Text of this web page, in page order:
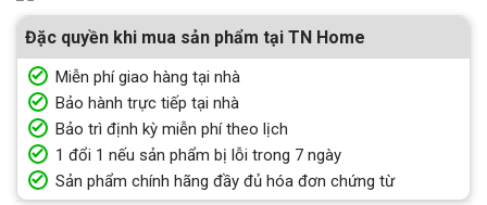
Đặc quyền khi mua sản phẩm tại TN Home
Miễn phí giao hàng tại nhà
Bảo hành trực tiếp tại nhà
Bảo trì định kỳ miễn phí theo lịch
1 đổi 1 nếu sản phẩm bị lỗi trong 7 ngày
Sản phẩm chính hãng đầy đủ hóa đơn chứng từ